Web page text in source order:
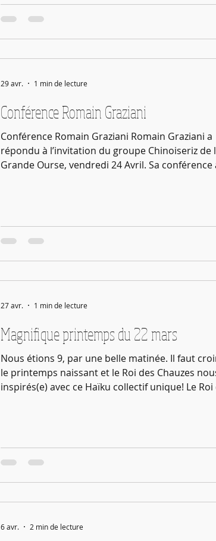
Ronde avec le Roi Arthur. Il manque dans notre
la Grande Ourse de la mythologie grecque.
Conférence Romain Graziani
Conférence Romain Graziani Romain Graziani a
répondu à l’invitation du groupe Chinoiseriz de
Grande Ourse, vendredi 24 Avril. Sa conférence
Catherine Despeux à se joindre à un groupe
de Lascaux II. Notre guide,
29 avr. 1 min de lecture
Magnifique printemps du 22 mars
Nous étions 9, par une belle matinée. Il faut
le printemps naissant et le Roi des Chauzes
inspirés(e) avec ce Haïku collectif unique! Le Roi
d’accepter La chenille aveugle Avance sur le
27 avr. 1 min de lecture
6 avr. 2 min de lecture